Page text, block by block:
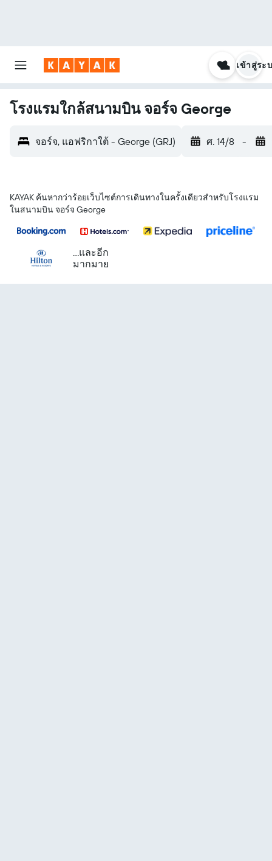
เข้าสู่ระ
โรงแรมใกล้สนามบิน จอร์จ George
จอร์จ, แอฟริกาใต้ - George (GRJ) ศ. 14/8 -
KAYAK ค้นหากว่าร้อยเว็บไซต์การเดินทางในครั้งเดียวสำหรับโรงแรม
ในสนามบิน จอร์จ George
...และอีก
มากมาย